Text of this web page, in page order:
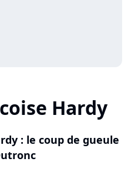
Hardy
: le coup de gueule